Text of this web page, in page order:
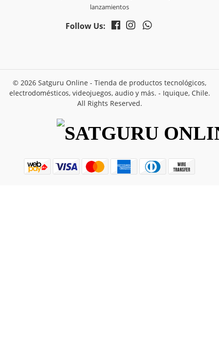
lanzamientos
Follow Us:
© 2026 Satguru Online - Tienda de productos tecnológicos,
electrodomésticos, videojuegos, audio y más. - Iquique, Chile.
All Rights Reserved.